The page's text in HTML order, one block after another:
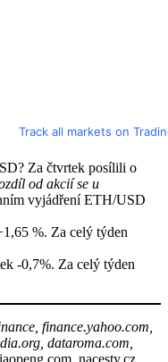
Track all markets on
Za čtvrtek posílili o
od akcií se u
vyjádření ETH/USD
%. Za celý týden
-0,7%. Za celý týden
finance.yahoo.com,
dataroma.com,
nacesty.cz,